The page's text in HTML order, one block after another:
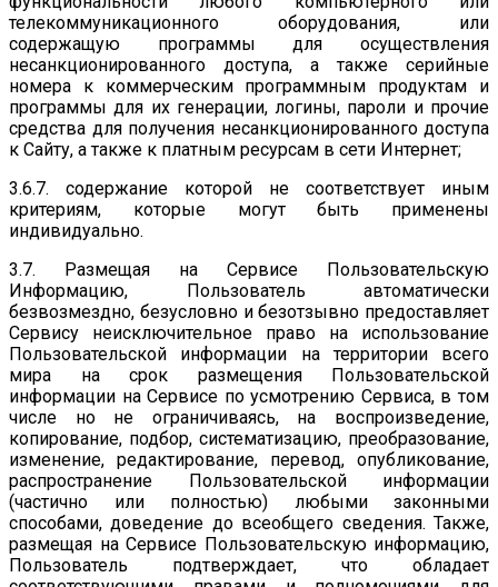
телекоммуникационного оборудования, или
содержащую программы для осуществления
несанкционированного доступа, а также серийные
номера к коммерческим программным продуктам и
программы для их генерации, логины, пароли и прочие
средства для получения несанкционированного доступа
к Сайту, а также к платным ресурсам в сети Интернет;
3.6.7. содержание которой не соответствует иным
критериям, которые могут быть применены
индивидуально.
3.7. Размещая на Сервисе Пользовательскую
Информацию, Пользователь автоматически
безвозмездно, безусловно и безотзывно предоставляет
Сервису неисключительное право на использование
Пользовательской информации на территории всего
мира на срок размещения Пользовательской
информации на Сервисе по усмотрению Сервиса, в том
числе но не ограничиваясь, на воспроизведение,
копирование, подбор, систематизацию, преобразование,
изменение, редактирование, перевод, опубликование,
распространение Пользовательской информации
(частично или полностью) любыми законными
способами, доведение до всеобщего сведения. Также,
размещая на Сервисе Пользовательскую информацию,
Пользователь подтверждает, что обладает